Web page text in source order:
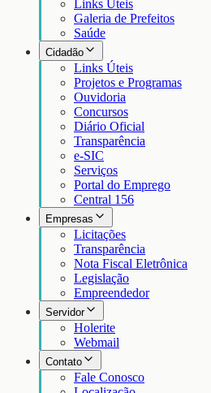
Links Úteis
Galeria de Prefeitos
Saúde
Cidadão
Links Úteis
Projetos e Programas
Ouvidoria
Concursos
Diário Oficial
Transparência
e-SIC
Serviços
Portal do Emprego
Central 156
Empresas
Licitações
Transparência
Nota Fiscal Eletrônica
Legislação
Empreendedor
Servidor
Holerite
Webmail
Contato
Fale Conosco